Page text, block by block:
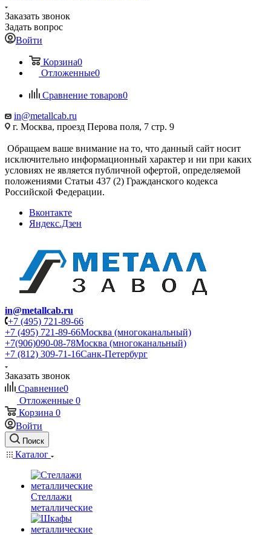
Заказать звонок
Задать вопрос
Войти
Корзина0
Отложенные0
Сравнение товаров0
in@metallcab.ru
г. Москва, проезд Перова поля, 7 стр. 9
Обращаем ваше внимание на то, что данный сайт носит
исключительно информационный характер и ни при каких
условиях не является публичной офертой, определяемой
положениями Статьи 437 (2) Гражданского кодекса
Российской Федерации.
Вконтакте
Яндекс.Дзен
in@metallcab.ru
+7 (495) 721-89-66
+7 (495) 721-89-66Москва (многоканальный)
+7(906)090-08-78Москва (многоканальный)
+7 (812) 309-71-16Санк-Петербург
Заказать звонок
Сравнение0
Отложенные 0
Корзина 0
Войти
Поиск
Каталог
Стеллажи
металлические